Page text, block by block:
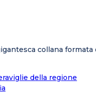
collana
della regione